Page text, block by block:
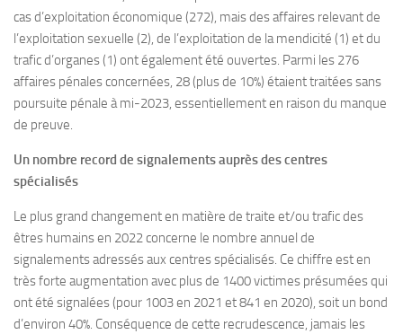
cas d’exploitation économique (272), mais des affaires relevant de
l’exploitation sexuelle (2), de l’exploitation de la mendicité (1) et du
trafic d’organes (1) ont également été ouvertes. Parmi les 276
affaires pénales concernées, 28 (plus de 10%) étaient traitées sans
poursuite pénale à mi-2023, essentiellement en raison du manque
de preuve.
Un nombre record de signalements auprès des centres
spécialisés
Le plus grand changement en matière de traite et/ou trafic des
êtres humains en 2022 concerne le nombre annuel de
signalements adressés aux centres spécialisés. Ce chiffre est en
très forte augmentation avec plus de 1400 victimes présumées qui
ont été signalées (pour 1003 en 2021 et 841 en 2020), soit un bond
d’environ 40%. Conséquence de cette recrudescence, jamais les